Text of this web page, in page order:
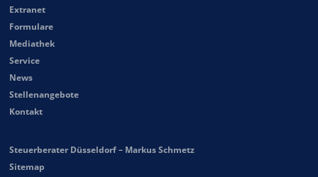
Extranet
Formulare
Mediathek
Service
News
Stellenangebote
Kontakt
Steuerberater Düsseldorf – Markus Schmetz
Sitemap